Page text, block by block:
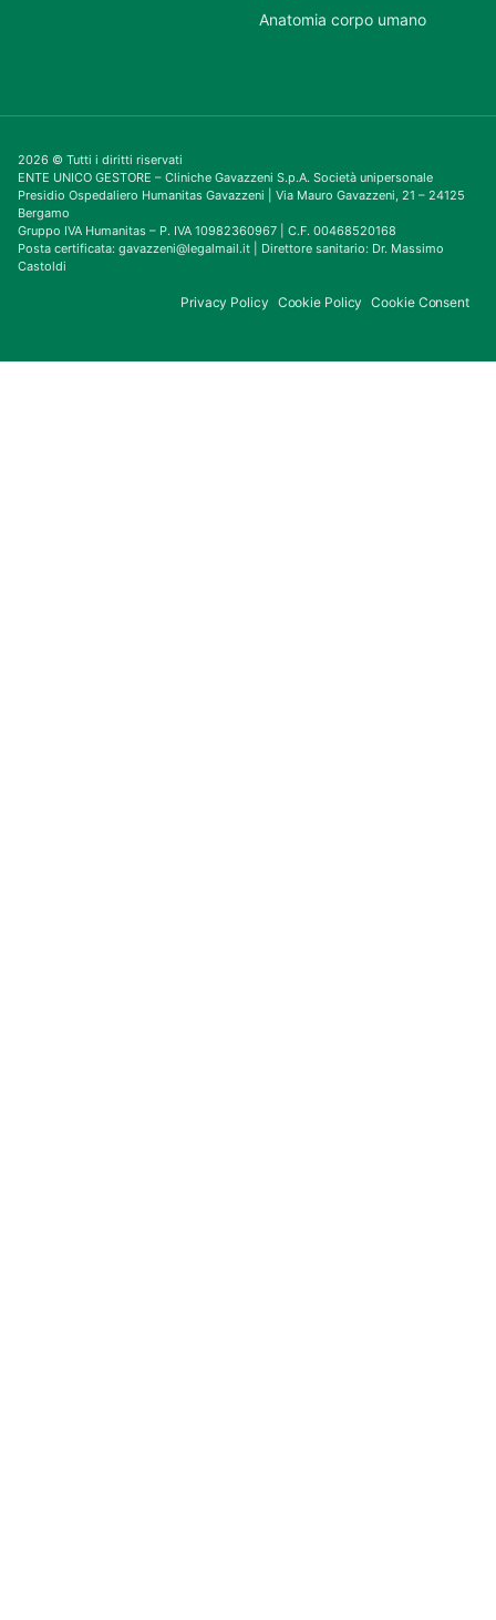
Anatomia corpo umano
2026 © Tutti i diritti riservati
ENTE UNICO GESTORE – Cliniche Gavazzeni S.p.A. Società unipersonale
Presidio Ospedaliero Humanitas Gavazzeni | Via Mauro Gavazzeni, 21 – 24125
Bergamo
Gruppo IVA Humanitas – P. IVA 10982360967 | C.F. 00468520168
Posta certificata: gavazzeni@legalmail.it | Direttore sanitario: Dr. Massimo
Castoldi
Privacy Policy Cookie Policy Cookie Consent